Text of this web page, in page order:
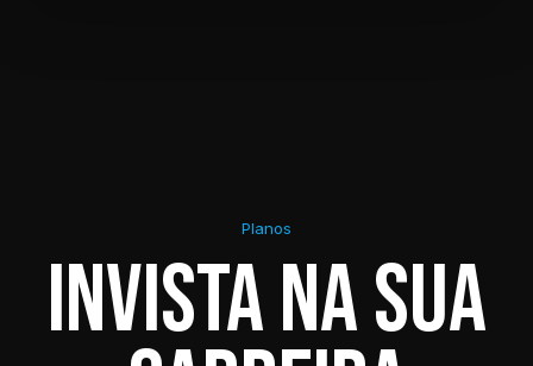
Planos
Invista na sua